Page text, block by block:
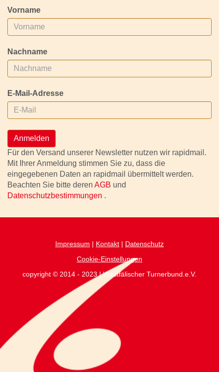
Vorname
Nachname
E-Mail-Adresse
Anmelden
Für den Versand unserer Newsletter nutzen wir rapidmail.
Mit Ihrer Anmeldung stimmen Sie zu, dass die
eingegebenen Daten an rapidmail übermittelt werden.
Beachten Sie bitte deren AGB und
Datenschutzbestimmungen .
Impressum | Kontakt | Datenschutz
Cookie-Einstellungen
copyright © 2014 - 2023 | Westfälischer Turnerbund.e.V.